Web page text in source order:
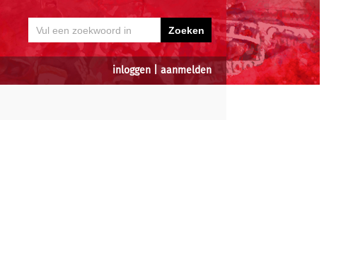
inloggen aanmelden